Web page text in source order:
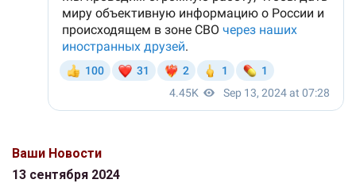
Ваши Новости
13 сентября 2024